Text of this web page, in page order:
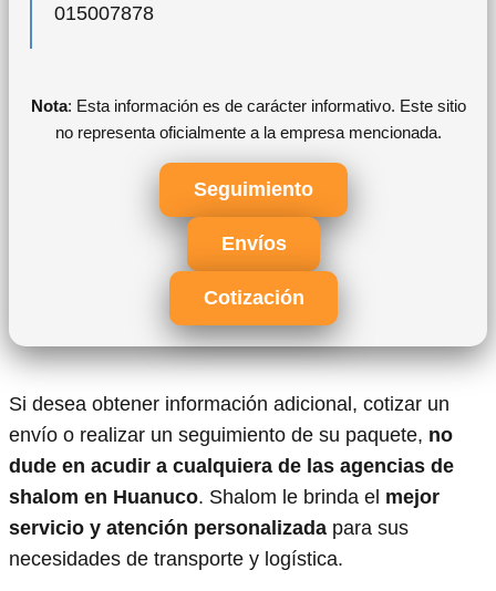
015007878
Nota: Esta información es de carácter informativo. Este sitio
no representa oficialmente a la empresa mencionada.
Seguimiento
Envíos
Cotización
Si desea obtener información adicional, cotizar un
envío o realizar un seguimiento de su paquete, no
dude en acudir a cualquiera de las agencias de
shalom en Huanuco. Shalom le brinda el mejor
servicio y atención personalizada para sus
necesidades de transporte y logística.